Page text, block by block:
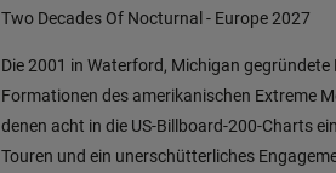
Two Decades Of Nocturnal - Europe 2027
Die 2001 in Waterford, Michigan
Formationen des amerikanischen Extreme
denen acht in die US-Billboard-200-Charts
Touren und ein unerschütterliches